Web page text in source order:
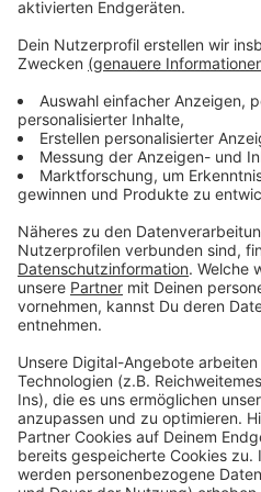
Es gibt diese Dinge im
Eiskratzen am frühen
Autofahren können.
benutzen. Wo andere sich
Gesicht bis zum Bauchnabel
Kopf von Laura Potting ein
zwischen wirren Gedanken
Alltagsbeobachtung. Ein
meistens bunt und nie ganz
Anzeige